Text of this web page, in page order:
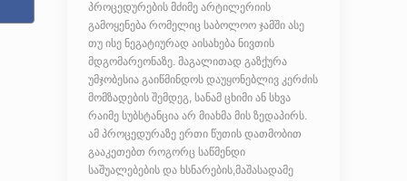
პროცედურების მძიმე არტილერიის
გამოყენება რომელიც საბოლოო ჯამში ასე
თუ ისე ნეგატიურად აისახება ნივთის
მდგომარეონაზე. მაგალითად გაზქურა
უმჯობესია გაიწმინდოს დაუყონებლივ კერძის
მომზადების შემდეგ, სანამ ცხიმი ან სხვა
რაიმე სუბსტანცია არ მიახმა მის ზედაპირს.
ამ პროცედურაზე ერთი წუთის დათმობით
გააკეთებთ როგორც საწმენდი
საშუალებების და ხსნარების,მაშასადამე